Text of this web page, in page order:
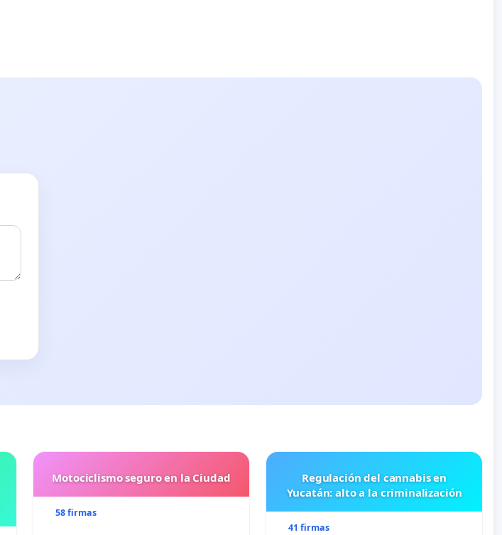
Motociclismo seguro en la Ciudad
58 firmas
Regulación del cannabis en
Yucatán: alto a la criminalización
41 firmas